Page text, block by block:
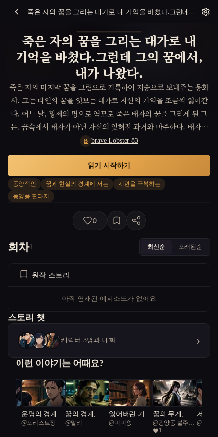
죽은 자의 꿈을 그리는 대가로 내 기억을 바쳤다.그런데 그의 꿈에서, 내가 나왔다.
죽은 자의 꿈을 그리는 대가로 내
기억을 바쳤다.그런데 그의 꿈에서,
내가 나왔다.
죽은 자의 마지막 꿈을 그림으로 기록하여 저승으로 보내주는 몽화
사. 그는 타인의 꿈을 엿보는 대가로 자신의 기억을 조금씩 잃어간
다. 어느 날, 황제의 명으로 역모로 죽은 태자의 꿈을 그리게 된 그
는, 꿈속에서 태자가 아닌 자신의 잊혀진 과거와 마주한다. 태자의
꿈은 사실 조작된 기억이었고, 거대한 음모의 실마리가 그 안에 숨
겨져 있었다. 그는 잃어버린 자아와 제국의 진실을 되찾기 위해, 붓
을 들어 꿈과 현실, 기억과 기록의 경계를 허물며 운명이라는 거대
한 그림에 맞서 싸워야 한다.
B brave Lobster 83
동양적인 꿈과 현실의 경계에 서는
시련을 극복하는
동양풍 판타지
읽기 시작하기
0
회차1 최신순 오래된순
원작 스토리
아직 연재된 에피소드가 없어요
스토리 챗
캐릭터 3명과 대화 ›
이런 이야기는 어때요?
운명의 경계에
서
@포레스트정
꿈의 경계, 낙
원의 그림자
@말리
잃어버린 기억
의 화가 마을
@미미숑
꿈의 무게, 깨
달음의 그림자
@광양동 불주먹
김창두
1
저주
부의
@cozy